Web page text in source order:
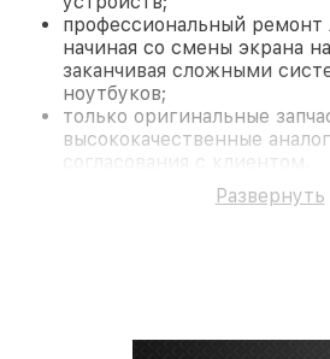
профессиональный
начиная со смены экрана
заканчивая сложными
ноутбуков;
только оригинальные
высококачественные
согласования с клиентом.
На все работы и замененные
предоставляется длительная
Развернуть